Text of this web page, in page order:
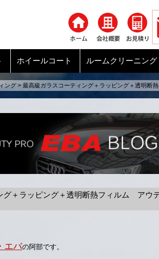
ホイールコート ルームクリーニング
ング > 最高級ガラスコーティング＋ラッピング＋透明
グ＋ラッピング＋透明断熱フィルム アウ
エバの阿部です。